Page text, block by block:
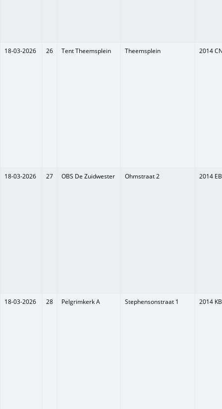
18-03-2026 26 Tent Theemsplein Theemsplein 2014
18-03-2026 27 OBS De Zuidwester Ohmstraat 2 2014 EB
18-03-2026 28 Pelgrimkerk A Stephensonstraat 1 2014 KB